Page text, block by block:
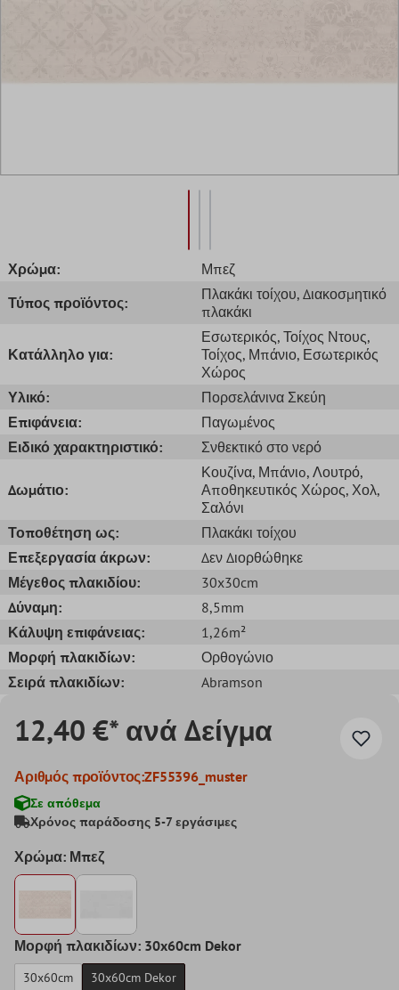
Χρώμα:
Μπεζ
Τύπος προϊόντος:
Πλακάκι τοίχου, Διακοσμητικό
πλακάκι
Κατάλληλο για:
Εσωτερικός, Τοίχος Ντους,
Τοίχος, Μπάνιο, Εσωτερικός
Χώρος
Υλικό:
Πορσελάνινα Σκεύη
Επιφάνεια:
Παγωμένος
Ειδικό χαρακτηριστικό:
Σνθεκτικό στο νερό
Δωμάτιο:
Κουζίνα, Μπάνιo, Λουτρό,
Αποθηκευτικός Χώρος, Χολ,
Σαλόνι
Τοποθέτηση ως:
Πλακάκι τοίχου
Επεξεργασία άκρων:
Δεν Διορθώθηκε
Μέγεθος πλακιδίου:
30x30cm
Δύναμη:
8,5mm
Κάλυψη επιφάνειας:
1,26m²
Μορφή πλακιδίων:
Ορθογώνιο
Σειρά πλακιδίων:
Abramson
12,40 €* ανά Δείγμα
Αριθμός προϊόντος:ZF55396_muster
Σε απόθεμα
Χρόνος παράδοσης 5-7 εργάσιμες
Χρώμα: Μπεζ
Μορφή πλακιδίων: 30x60cm Dekor
30x60cm 30x60cm Dekor